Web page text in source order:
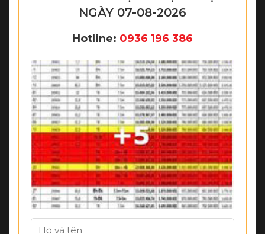
NGÀY 07-08-2026
Hotline: 0936 196 386